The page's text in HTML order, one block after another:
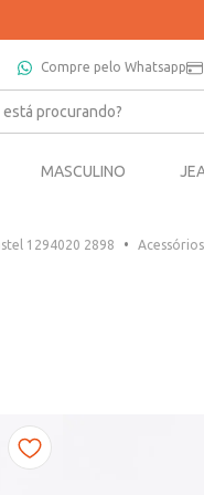
Compre pelo Whatsapp
procurando?
MASCULINO
1294020 2898 Acessórios